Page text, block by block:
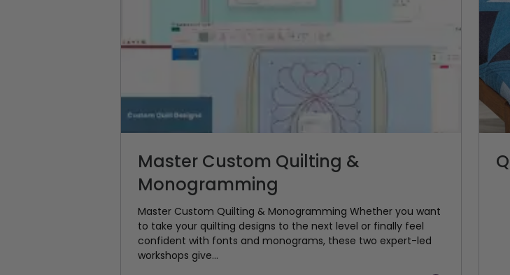
Master Custom Quilting &
Monogramming
Master Custom Quilting & Monogramming Whether you want
to take your quilting designs to the next level or finally feel
confident with fonts and monograms, these two expert-led
workshops give...